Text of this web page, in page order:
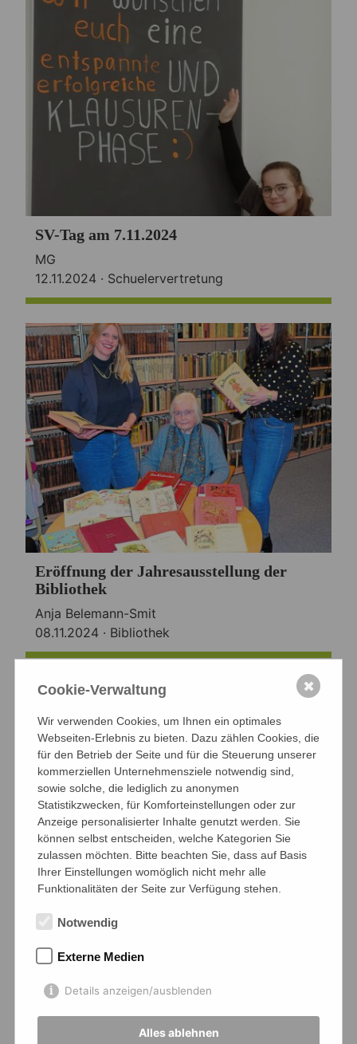
SV-Tag am 7.11.2024
MG
12.11.2024 · Schuelervertretung
Eröffnung der Jahresausstellung der
Bibliothek
Anja Belemann-Smit
08.11.2024 · Bibliothek
Herbstturnier 2024
Herr Wagner-Kyora
05.11.2024 ·
Cookie-Verwaltung
Wir verwenden Cookies, um Ihnen ein optimales
Webseiten-Erlebnis zu bieten. Dazu zählen Cookies, die
für den Betrieb der Seite und für die Steuerung unserer
kommerziellen Unternehmensziele notwendig sind,
sowie solche, die lediglich zu anonymen
Statistikzwecken, für Komforteinstellungen oder zur
Anzeige personalisierter Inhalte genutzt werden. Sie
können selbst entscheiden, welche Kategorien Sie
zulassen möchten. Bitte beachten Sie, dass auf Basis
Ihrer Einstellungen womöglich nicht mehr alle
Funktionalitäten der Seite zur Verfügung stehen.
Notwendig
Externe Medien
Details anzeigen/ausblenden
Alles ablehnen
✖